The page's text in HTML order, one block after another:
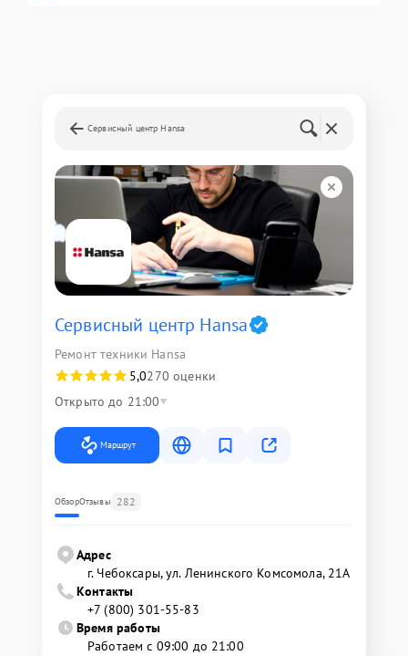
Сервисный центр Hansa
Сервисный центр Hansa
Ремонт техники Hansa
5,0270 оценки
Открыто до 21:00
Маршрут
ОбзорОтзывы 282
Адрес
г. Чебоксары, ул. Ленинского Комсомола, 21А
Контакты
+7 (800) 301-55-83
Время работы
Работаем с 09:00 до 21:00